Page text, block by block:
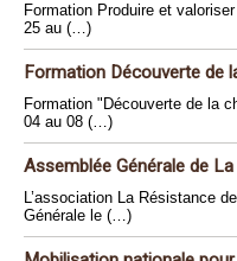
Formation Produire et
25 au (…)
Formation Découverte de
Formation "Découverte de la
04 au 08 (…)
Assemblée Générale de
L’association La Résistance
Générale le (…)